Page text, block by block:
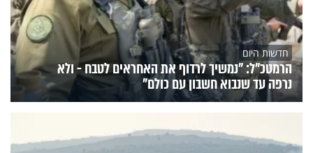
חדשות היום
הרמטכ"ל: "נמשיך לרדוף את האחראים לטבח - ולא
נרפה עד שנבוא חשבון עם כולם"